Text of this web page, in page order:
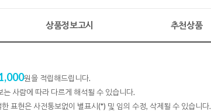
상품정보고시 추천상품
원을 적립해드립니다.
사람에 따라 다르게 해석될 수 있습니다.
표현은 사전통보없이 별표시(*) 및 임의 수정, 삭제될 수 있습니다.